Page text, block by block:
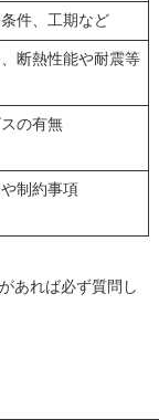
件、工期など
断熱性能や耐震等
の有無
制約事項
あれば必ず質問し